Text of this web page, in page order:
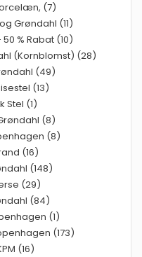
(7)
Grøndahl (11)
% Rabat (10)
(Kornblomst) (28)
(49)
(13)
Stel (1)
(8)
(8)
(16)
(148)
(29)
(84)
(1)
(173)
(16)